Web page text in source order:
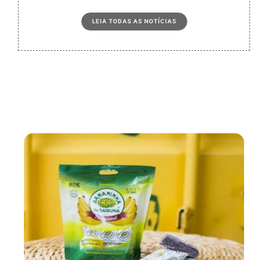
LEIA TODAS AS NOTÍCIAS